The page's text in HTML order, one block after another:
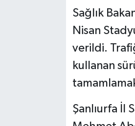
Sağlık
Nisan
verildi.
kullanan
Şanlıurfa İl